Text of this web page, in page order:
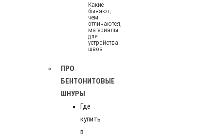
Какие
бывают,
чем
отличаются,
материалы
для
устройства
швов
ПРО
БЕНТОНИТОВЫЕ
ШНУРЫ
Где
купить
в